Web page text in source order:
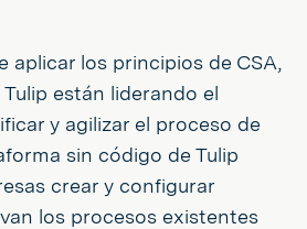
aplicar los principios de CSA,
están liderando el
y agilizar el proceso de
sin código de Tulip
crear y configurar
los procesos existentes